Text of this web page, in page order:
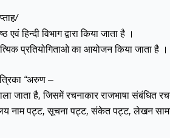
/
एवं हिन्दी विभाग द्वारा किया जाता है ।
प्रतियोगिताओ का आयोजन किया जाता है ।
“अरुण –
जाता है,जिसमें रचनाकार राजभाषा संबंधित
नाम पट्ट,सूचना पट्ट,संकेत पट्ट,लेखन